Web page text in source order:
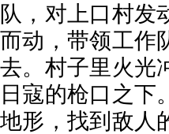
队，对上口村发
而动，带领工作
去。村子里火光
日寇的枪口之下
地形，找到敌人